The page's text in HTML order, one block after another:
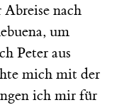
nach
um
Peter aus
mich mit der
ich mir für